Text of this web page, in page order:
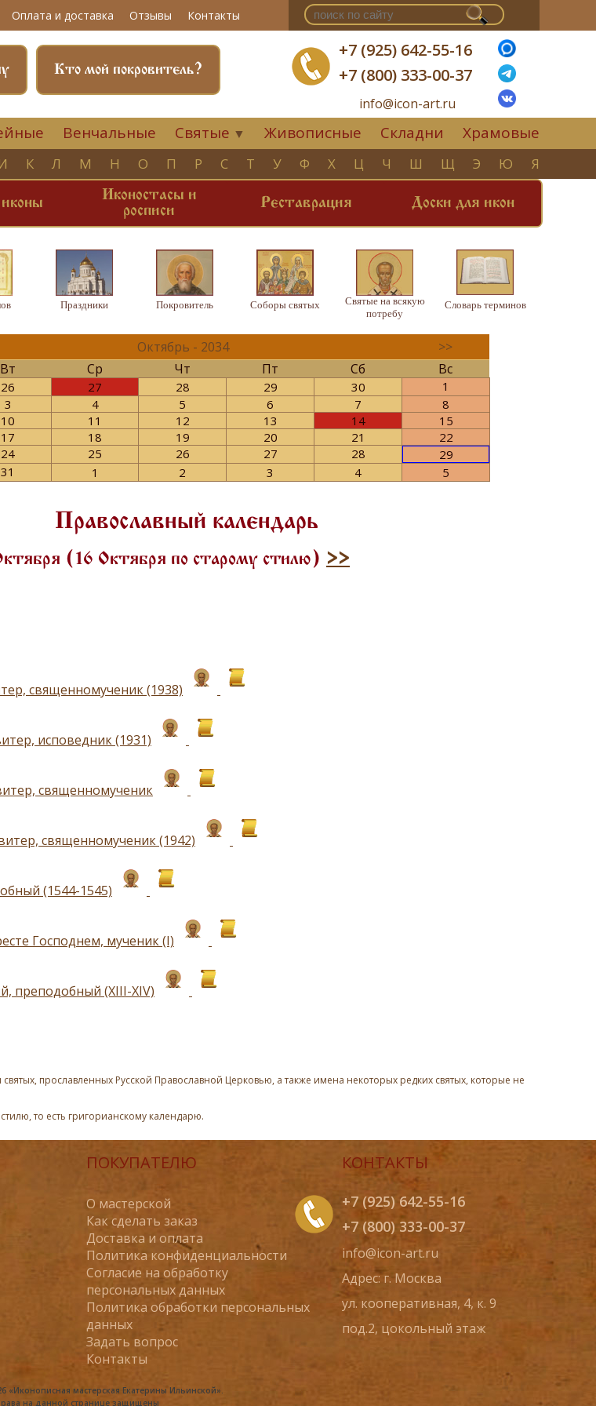
Оплата и доставка Отзывы Контакты
+7 (925) 642-55-16
+7 (800) 333-00-37
info@icon-art.ru
Кто мой покровитель?
Венчальные Святые ▼ Живописные Складни Храмовые
К Л М Н О П Р С Т У Ф Х Ц Ч Ш Щ Э Ю Я
Иконостасы и
росписи
Реставрация Доски для икон
Праздники Покровитель Соборы святых
Святые на всякую
потребу
Словарь терминов
Октябрь - 2034
>>
Вт Ср Чт Пт Сб Вс
26 27 28 29 30
1
3 4 5 6 7
8
10 11 12 13 14
15
17 18 19 20 21
22
24 25 26 27 28
29
31 1 2 3 4 5
Православный календарь
(16 Октября по старому стилю) >>
священномученик (1938)
исповедник (1931)
священномученик
священномученик (1942)
(1544-1545)
Господнем, мученик (I)
преподобный (XIII-XIV)
прославленных Русской Православной Церковью, а также имена некоторых редких святых, которые не
то есть григорианскому календарю.
ПОКУПАТЕЛЮ
О мастерской
Как сделать заказ
Доставка и оплата
Политика конфиденциальности
Согласие на обработку
персональных данных
Политика обработки персональных
данных
Задать вопрос
Контакты
КОНТАКТЫ
+7 (925) 642-55-16
+7 (800) 333-00-37
info@icon-art.ru
Адрес: г. Москва
ул. кооперативная, 4, к. 9
под.2, цокольный этаж
«Иконописная мастерская Екатерины Ильинской».
на данной странице защищены